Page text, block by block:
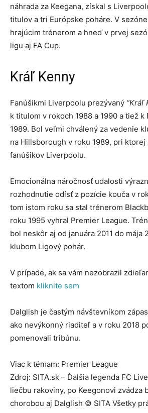
náhrada za Keegana, získal s
titulov a tri Európske poháre. V
hrajúcim trénerom a hneď v prvej
ligu aj FA Cup.
Kráľ Kenny
Fanúšikmi Liverpoolu prezývaný “Kráľ
k titulom v rokoch 1988 a 1990 a tiež k
1989. Bol veľmi chválený za vedenie
na Hillsborough v roku 1989, pri ktorej
fanúšikov Liverpoolu.
Emocionálna náročnosť udalosti
rozhodnutie odísť z pozície kouča v
tom istom roku sa stal trénerom
roku 1995 vyhral Premier League.
bol neskôr aj od januára 2011 do mája
klubom Ligový pohár.
V prípade, ak sa vám nezobrazil
textom kliknite sem
Dalglish je častým návštevníkom
ako nevýkonný riaditeľ a v roku 2018
pomenovali tribúnu.
Viac k témam: Premier League
Zdroj: SITA.sk – Ďalšia legenda FC
liečbu rakoviny, po Keegonovi zvádza
chorobou aj Dalglish © SITA Všetky